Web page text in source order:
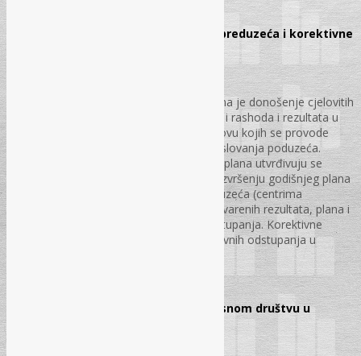
Izvještaj o izvršenju godišnjeg plana preduzeća i korektivne
Svrha izvještaja o izvršenju godišnjeg plana je donošenje cjelovitih
zaključaka o trendovima kretanja prihoda i rashoda i rezultata u
pojedinim centrima odgovornosti na osnovu kojih se provode
korektivne akcije u smislu poboljšanja poslovanja poduzeća.
Analizom izvještaja o izvršenju godišnjeg plana utvrđivuju se
uzorci negativnih odstupanja. Izvještaj o izvršenju godišnjeg plana
sastavlja se po pojedinim dijelovima poduzeća (centrima
odgovornosti). Izvještaj sadrži kolone ostvarenih rezultata, plana i
rezultata prethodne godine te iznose odstupanja. Korektivne
akcije usmjerene su na otklanjanje negativnih odstupanja u
Karakter Direktive o matičnom i zavisnom društvu u